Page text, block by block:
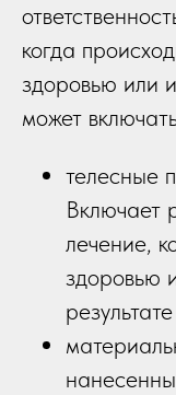
когда
здоровью или
может
телесные
Включает
лечение,
здоровью